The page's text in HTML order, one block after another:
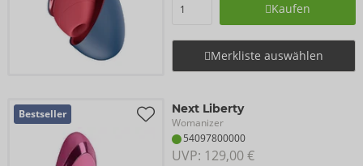
Kaufen
Merkliste auswählen
Bestseller Next Liberty
Womanizer
54097800000
UVP: 129,00 €